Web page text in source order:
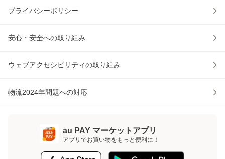
プライバシーポリシー
安心・安全への取り組み
ウェブアクセシビリティの取り組み
物流2024年問題への対応
au PAY マーケットアプリ
アプリでお買い物をもっと便利に！